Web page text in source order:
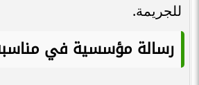
للجريمة.
رسالة مؤسسية في